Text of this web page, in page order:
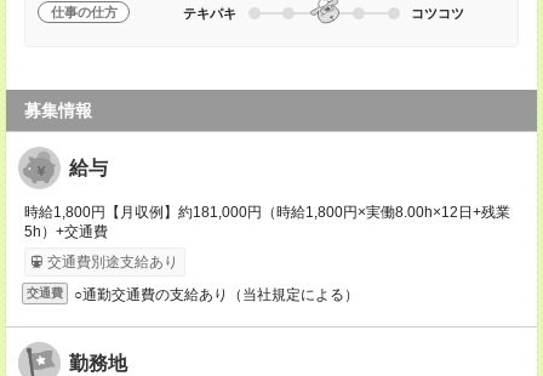
仕事の仕方 テキパキ コツコツ
募集情報
給与
時給1,800円【月収例】約181,000円（時給1,800円×実働8.00h×12日+残業
5h）+交通費
交通費別途支給あり
交通費 ○通勤交通費の支給あり（当社規定による）
勤務地